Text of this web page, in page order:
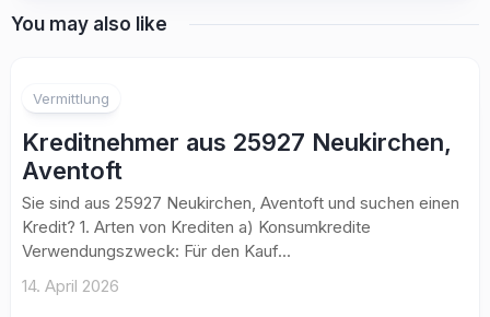
You may also like
Vermittlung
Kreditnehmer aus 25927 Neukirchen,
Aventoft
Sie sind aus 25927 Neukirchen, Aventoft und suchen einen
Kredit? 1. Arten von Krediten a) Konsumkredite
Verwendungszweck: Für den Kauf...
14. April 2026